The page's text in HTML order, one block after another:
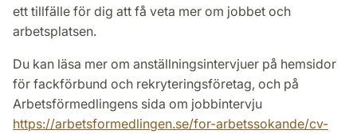
ett tillfälle för dig att få veta mer om jobbet och
arbetsplatsen.
Du kan läsa mer om anställningsintervjuer på hemsidor
för fackförbund och rekryteringsföretag, och på
Arbetsförmedlingens sida om jobbintervju
https://arbetsformedlingen.se/for-arbetssokande/cv-